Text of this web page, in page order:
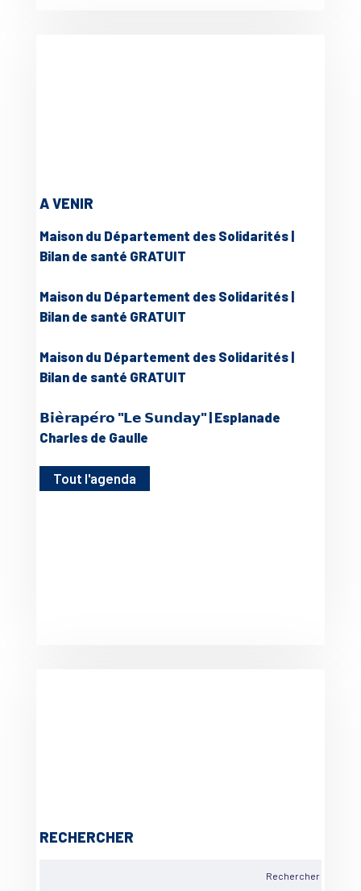
A VENIR
Maison du Département des Solidarités |
Bilan de santé GRATUIT
Maison du Département des Solidarités |
Bilan de santé GRATUIT
Maison du Département des Solidarités |
Bilan de santé GRATUIT
𝗕𝗶𝗲̀𝗿𝗮𝗽𝗲́𝗿𝗼 "𝗟𝗲 𝗦𝘂𝗻𝗱𝗮𝘆" | Esplanade
Charles de Gaulle
Tout l'agenda
RECHERCHER